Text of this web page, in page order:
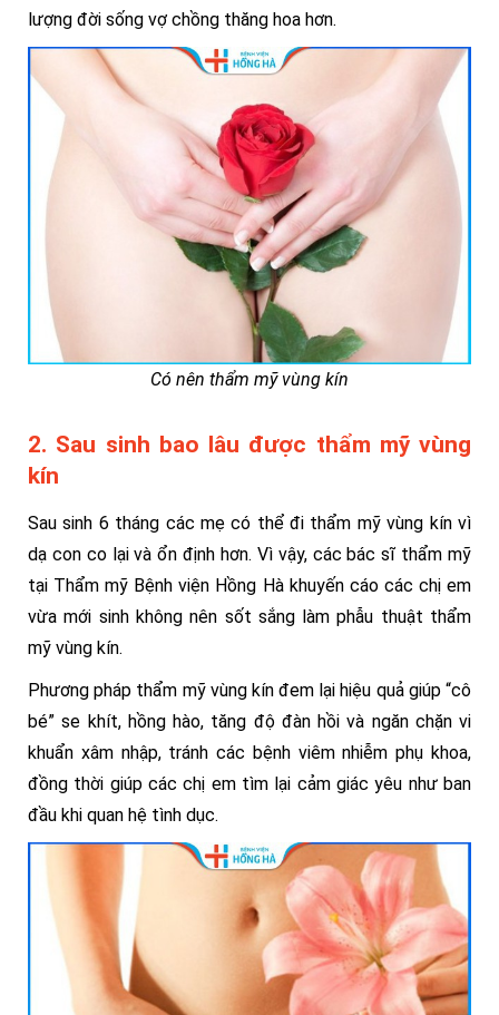
lượng đời sống vợ chồng thăng hoa hơn.
Có nên thẩm mỹ vùng kín
2. Sau sinh bao lâu được thẩm mỹ vùng
kín
Sau sinh 6 tháng các mẹ có thể đi thẩm mỹ vùng kín vì
dạ con co lại và ổn định hơn. Vì vậy, các bác sĩ thẩm mỹ
tại Thẩm mỹ Bệnh viện Hồng Hà khuyến cáo các chị em
vừa mới sinh không nên sốt sắng làm phẫu thuật thẩm
mỹ vùng kín.
Phương pháp thẩm mỹ vùng kín đem lại hiệu quả giúp “cô
bé” se khít, hồng hào, tăng độ đàn hồi và ngăn chặn vi
khuẩn xâm nhập, tránh các bệnh viêm nhiễm phụ khoa,
đồng thời giúp các chị em tìm lại cảm giác yêu như ban
đầu khi quan hệ tình dục.